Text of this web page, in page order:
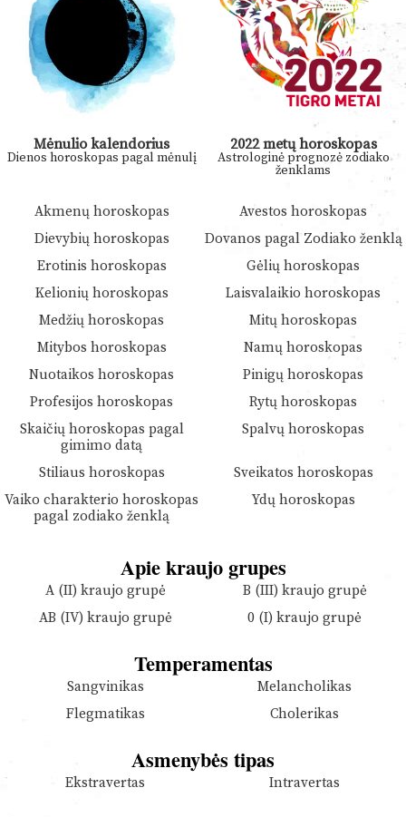
Mėnulio kalendorius
Dienos horoskopas pagal mėnulį
2022 metų horoskopas
Astrologinė prognozė zodiako
ženklams
Akmenų horoskopas
Avestos horoskopas
Dievybių horoskopas
Dovanos pagal Zodiako ženklą
Erotinis horoskopas
Gėlių horoskopas
Kelionių horoskopas
Laisvalaikio horoskopas
Medžių horoskopas
Mitų horoskopas
Mitybos horoskopas
Namų horoskopas
Nuotaikos horoskopas
Pinigų horoskopas
Profesijos horoskopas
Rytų horoskopas
Skaičių horoskopas pagal
gimimo datą
Spalvų horoskopas
Stiliaus horoskopas
Sveikatos horoskopas
Vaiko charakterio horoskopas
pagal zodiako ženklą
Ydų horoskopas
Apie kraujo grupes
A (II) kraujo grupė
B (III) kraujo grupė
AB (IV) kraujo grupė
0 (I) kraujo grupė
Temperamentas
Sangvinikas
Melancholikas
Flegmatikas
Cholerikas
Asmenybės tipas
Ekstravertas Intravertas